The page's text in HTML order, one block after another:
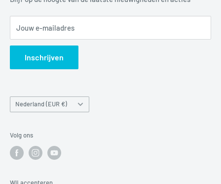
Verzendbeleid
Search
Jouw e-mailadres
Inschrijven
Land/regio
Nederland (EUR €)
Volg ons